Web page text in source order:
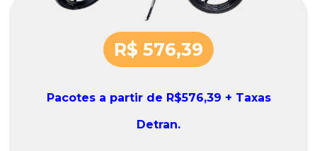
R$ 576,39
Pacotes a partir de R$576,39 + Taxas
Detran.